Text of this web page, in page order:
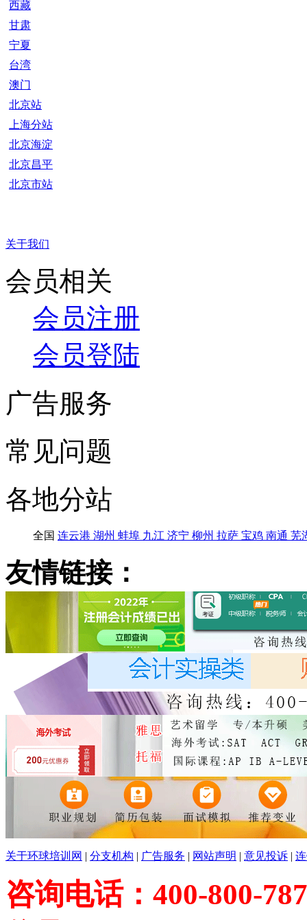
西藏
甘肃
宁夏
台湾
澳门
北京站
上海分站
北京海淀
北京昌平
北京市站
关于我们
会员相关
会员注册
会员登陆
广告服务
常见问题
各地分站
全国 连云港 湖州 蚌埠 九江 济宁 柳州 拉萨 宝鸡 南通 芜
友情链接：
关于环球培训网 | 分支机构 | 广告服务 | 网站声明 | 意见投诉 |
咨询电话：400-800-